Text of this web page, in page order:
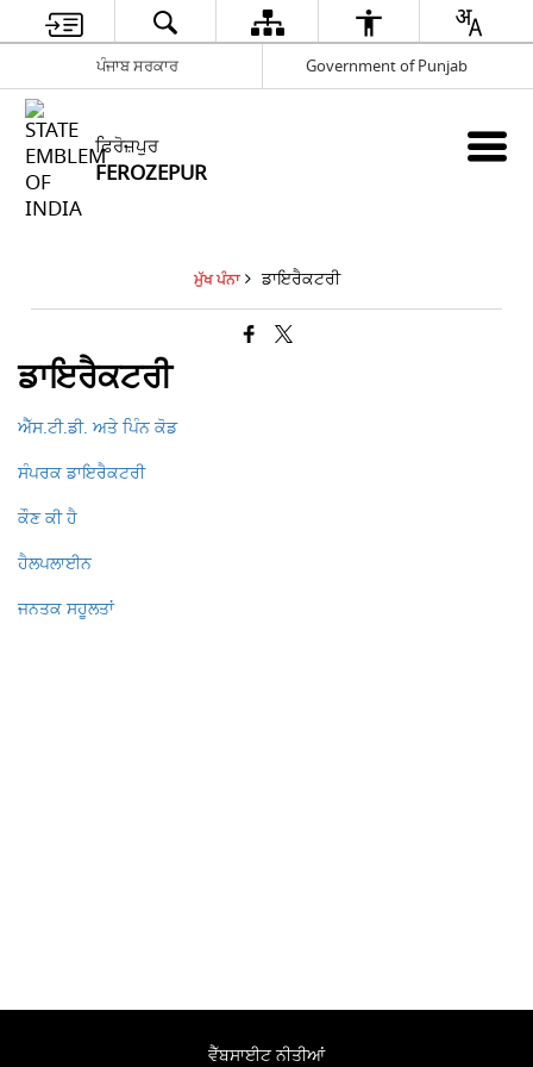
ਪੰਜਾਬ ਸਰਕਾਰ Government of Punjab
ਫ਼ਿਰੋਜ਼ਪੁਰ
FEROZEPUR
ਮੁੱਖ ਪੰਨਾ ਡਾਇਰੈਕਟਰੀ
ਡਾਇਰੈਕਟਰੀ
ਐੱਸ.ਟੀ.ਡੀ. ਅਤੇ ਪਿੰਨ ਕੋਡ
ਸੰਪਰਕ ਡਾਇਰੈਕਟਰੀ
ਕੌਣ ਕੀ ਹੈ
ਹੈਲਪਲਾਈਨ
ਜਨਤਕ ਸਹੂਲਤਾਂ
ਵੈੱਬਸਾਈਟ ਨੀਤੀਆਂ